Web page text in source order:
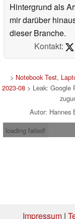
Hintergrund als
mir darüber
dieser Branche.
Kontakt:
> Notebook Test,
2023-08> Leak: Google
Autor: Hannes
loading failed!
Impressum|